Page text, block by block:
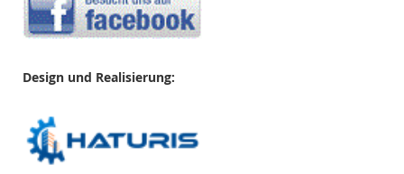
Design und Realisierung: